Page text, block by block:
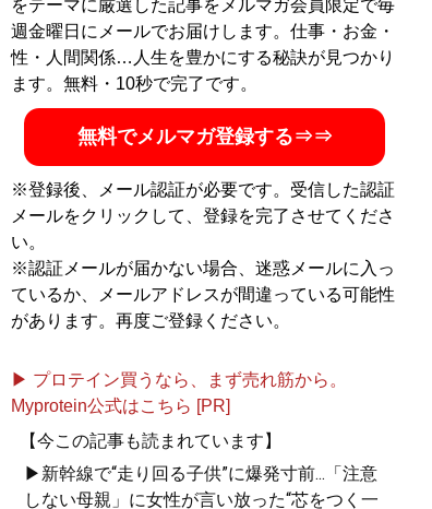
記事一覧へ
をテーマに厳選した記事をメルマガ会員限定で毎
週金曜日にメールでお届けします。仕事・お金・
性・人間関係…人生を豊かにする秘訣が見つかり
ます。無料・10秒で完了です。
無料でメルマガ登録する⇒⇒
※登録後、メール認証が必要です。受信した認証
メールをクリックして、登録を完了させてくださ
い。
※認証メールが届かない場合、迷惑メールに入っ
ているか、メールアドレスが間違っている可能性
があります。再度ご登録ください。
▶ プロテイン買うなら、まず売れ筋から。
Myprotein公式はこちら [PR]
【今この記事も読まれています】
▶新幹線で“走り回る子供”に爆発寸前...「注意
しない母親」に女性が言い放った“芯をつく一